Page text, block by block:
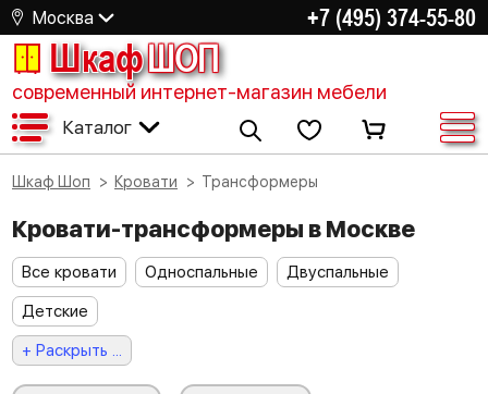
Москва +7 (495) 374-55-80
ШкафШОП
современный интернет-магазин мебели
Каталог
Шкаф Шоп Кровати Трансформеры
Кровати-трансформеры в Москве
Все кровати Односпальные
Двуспальные
Детские
+ Раскрыть ...